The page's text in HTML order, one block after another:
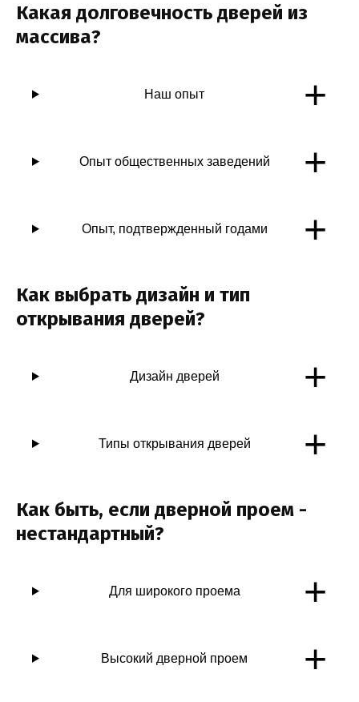
Какая долговечность дверей из
массива?
Наш опыт +
Опыт общественных заведений +
Опыт, подтвержденный годами +
Как выбрать дизайн и тип
открывания дверей?
Дизайн дверей +
Типы открывания дверей +
Как быть, если дверной проем -
нестандартный?
Для широкого проема +
Высокий дверной проем +